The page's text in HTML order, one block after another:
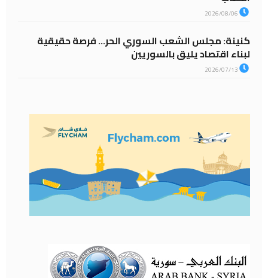
كنينة: مجلس الشعب السوري الحر… فرصة حقيقية
لبناء اقتصاد يليق بالسوريين